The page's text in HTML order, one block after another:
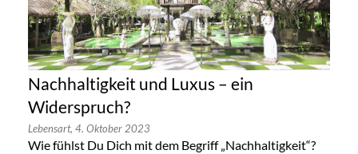
Nachhaltigkeit und Luxus – ein
Widerspruch?
Lebensart, 4. Oktober 2023
Wie fühlst Du Dich mit dem Begriff „Nachhaltigkeit“?